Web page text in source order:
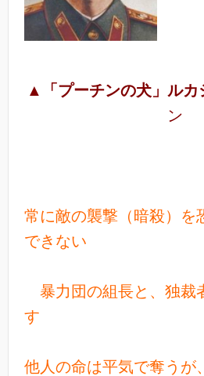
▲ 「プーチンの犬」ルカ
ン
常に敵の襲撃（暗殺）を
できない
暴力団の組長と、独裁
す
他人の命は平気で奪うが